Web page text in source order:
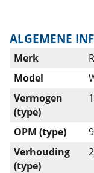
ALGEMENE
Merk
Model
Vermogen
(type)
OPM (type)
Verhouding
(type)